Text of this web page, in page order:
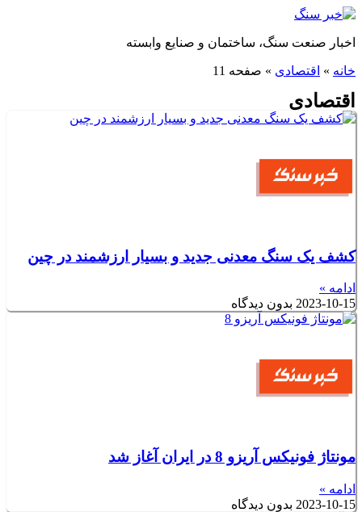
پرش
محتوا
اخبار صنعت سنگ، ساختمان و صنایع وابسته
خانه » اقتصادی » صفحه 11
اقتصادی
کشف یک سنگ معدنی جدید و بسیار ارزشمند در چین
ادامه »
2023-10-15 بدون دیدگاه
مونتاژ فونیکس آریزو 8 در ایران آغاز شد
ادامه »
2023-10-15 بدون دیدگاه